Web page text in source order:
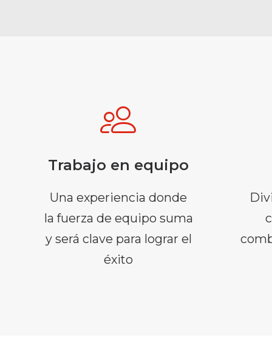
Trabajo en equipo
Una experiencia donde
la fuerza de equipo suma
y será clave para lograr el
éxito